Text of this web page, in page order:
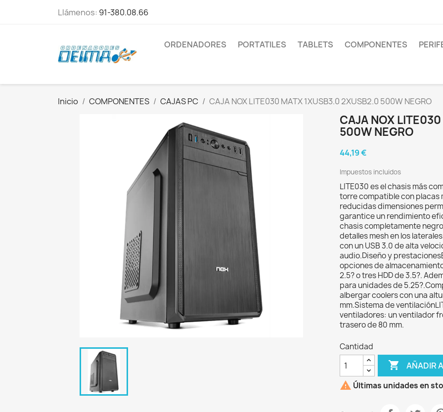
Llámenos: 91-380.08.66
ORDENADORES PORTATILES TABLETS COMPONENTES
Inicio COMPONENTES CAJAS PC CAJA NOX LITE030 MATX 1XUSB3.0 2XUSB2.0 500W NEGRO
CAJA NOX
500W NEGRO
44,19 €
Impuestos incluidos
LITE030 es el chasis más
torre compatible con placas
reducidas dimensiones
garantice un rendimiento
chasis completamente
detalles mesh en los
con un USB 3.0 de alta
audio.Diseño y
opciones de
2.5? o tres HDD de 3.5?.
para unidades de
albergar coolers con una
mm.Sistema de
ventiladores: un ventilador
trasero de 80 mm.
Cantidad
 AÑADIR
 Últimas unidades en